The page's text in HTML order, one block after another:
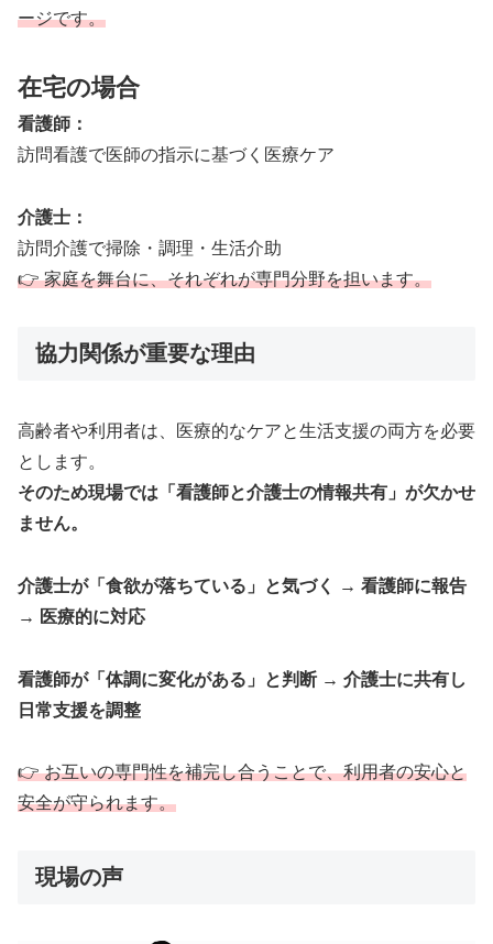
ージです。
在宅の場合
看護師：
訪問看護で医師の指示に基づく医療ケア
介護士：
訪問介護で掃除・調理・生活介助
👉 家庭を舞台に、それぞれが専門分野を担います。
協力関係が重要な理由
高齢者や利用者は、医療的なケアと生活支援の両方を必要
とします。
そのため現場では「看護師と介護士の情報共有」が欠かせ
ません。
介護士が「食欲が落ちている」と気づく → 看護師に報告
→ 医療的に対応
看護師が「体調に変化がある」と判断 → 介護士に共有し
日常支援を調整
👉 お互いの専門性を補完し合うことで、利用者の安心と
安全が守られます。
現場の声